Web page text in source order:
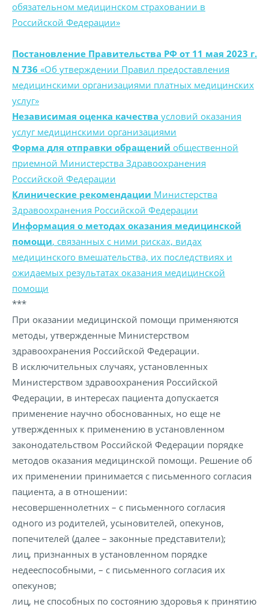
обязательном медицинском страховании в
Российской Федерации»
Постановление Правительства РФ от 11 мая 2023 г.
N 736 «Об утверждении Правил предоставления
медицинскими организациями платных медицинских
услуг»
Независимая оценка качества условий оказания
услуг медицинскими организациями
Форма для отправки обращений общественной
приемной Министерства Здравоохранения
Российской Федерации
Клинические рекомендации Министерства
Здравоохранения Российской Федерации
Информация о методах оказания медицинской
помощи, связанных с ними рисках, видах
медицинского вмешательства, их последствиях и
ожидаемых результатах оказания медицинской
помощи
***
При оказании медицинской помощи применяются
методы, утвержденные Министерством
здравоохранения Российской Федерации.
В исключительных случаях, установленных
Министерством здравоохранения Российской
Федерации, в интересах пациента допускается
применение научно обоснованных, но еще не
утвержденных к применению в установленном
законодательством Российской Федерации порядке
методов оказания медицинской помощи. Решение об
их применении принимается с письменного согласия
пациента, а в отношении:
несовершеннолетних – с письменного согласия
одного из родителей, усыновителей, опекунов,
попечителей (далее – законные представители);
лиц, признанных в установленном порядке
недееспособными, – с письменного согласия их
опекунов;
лиц, не способных по состоянию здоровья к принятию